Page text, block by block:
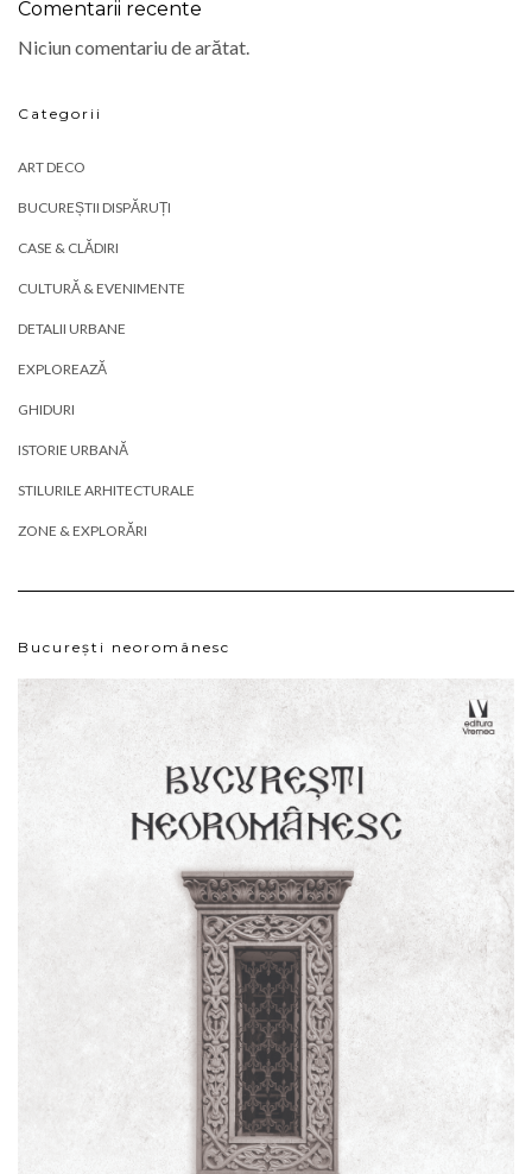
Comentarii recente
Niciun comentariu de arătat.
Categorii
ART DECO
BUCUREȘTII DISPĂRUȚI
CASE & CLĂDIRI
CULTURĂ & EVENIMENTE
DETALII URBANE
EXPLOREAZĂ
GHIDURI
ISTORIE URBANĂ
STILURILE ARHITECTURALE
ZONE & EXPLORĂRI
București neoromânesc